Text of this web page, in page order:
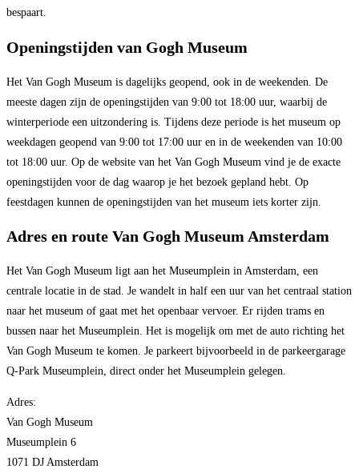
bespaart.
Openingstijden van Gogh Museum
Het Van Gogh Museum is dagelijks geopend, ook in de weekenden. De
meeste dagen zijn de openingstijden van 9:00 tot 18:00 uur, waarbij de
winterperiode een uitzondering is. Tijdens deze periode is het museum op
weekdagen geopend van 9:00 tot 17:00 uur en in de weekenden van 10:00
tot 18:00 uur. Op de website van het Van Gogh Museum vind je de exacte
openingstijden voor de dag waarop je het bezoek gepland hebt. Op
feestdagen kunnen de openingstijden van het museum iets korter zijn.
Adres en route Van Gogh Museum Amsterdam
Het Van Gogh Museum ligt aan het Museumplein in Amsterdam, een
centrale locatie in de stad. Je wandelt in half een uur van het centraal station
naar het museum of gaat met het openbaar vervoer. Er rijden trams en
bussen naar het Museumplein. Het is mogelijk om met de auto richting het
Van Gogh Museum te komen. Je parkeert bijvoorbeeld in de parkeergarage
Q-Park Museumplein, direct onder het Museumplein gelegen.
Adres:
Van Gogh Museum
Museumplein 6
1071 DJ Amsterdam